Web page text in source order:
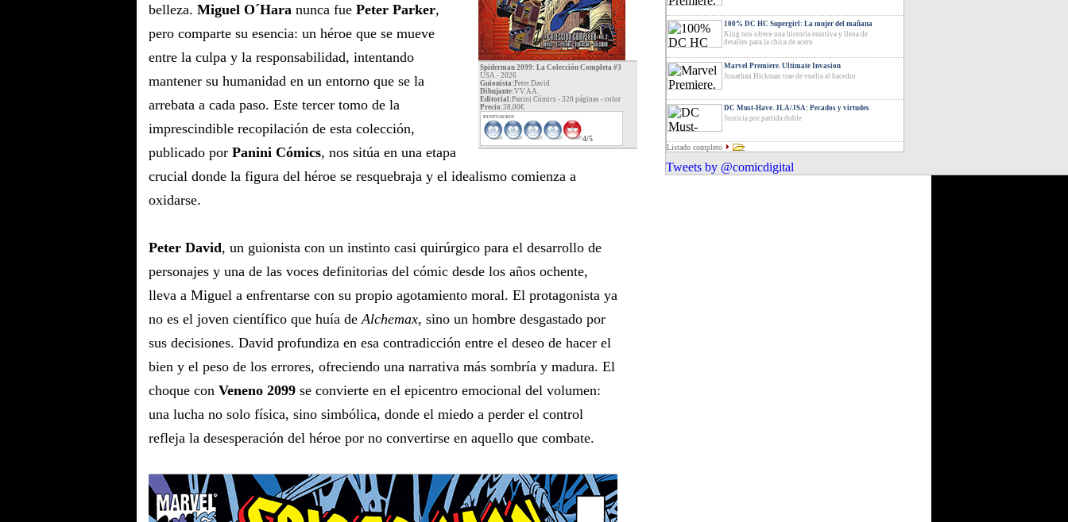
Spiderman 2099: La Colección Completa #3
USA - 2026
Guionista:Peter David
Dibujante:VV.AA.
Editorial:Panini Cómics - 320 páginas - color
Precio:38,00€
PUNTUACION
4/5
belleza. Miguel O´Hara nunca fue Peter Parker,
pero comparte su esencia: un héroe que se mueve
entre la culpa y la responsabilidad, intentando
mantener su humanidad en un entorno que se la
arrebata a cada paso. Este tercer tomo de la
imprescindible recopilación de esta colección,
publicado por Panini Cómics, nos sitúa en una etapa
crucial donde la figura del héroe se resquebraja y el idealismo comienza a
oxidarse.
Peter David, un guionista con un instinto casi quirúrgico para el desarrollo de
personajes y una de las voces definitorias del cómic desde los años ochente,
lleva a Miguel a enfrentarse con su propio agotamiento moral. El protagonista ya
no es el joven científico que huía deAlchemax, sino un hombre desgastado por
sus decisiones. David profundiza en esa contradicción entre el deseo de hacer el
bien y el peso de los errores, ofreciendo una narrativa más sombría y madura. El
choque con Veneno 2099 se convierte en el epicentro emocional del volumen:
una lucha no solo física, sino simbólica, donde el miedo a perder el control
refleja la desesperación del héroe por no convertirse en aquello que combate.
100% DC HC Supergirl: La mujer del mañana
King nos ofrece una historia emotiva y llena de
detalles para la chica de acero
Marvel Premiere. Ultimate Invasion
Jonathan Hickman trae de vuelta al hacedor
DC Must-Have. JLA/JSA: Pecados y virtudes
Justicia por partida doble
Listado completo
Tweets by @comicdigital